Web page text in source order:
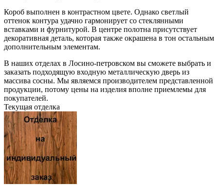
Короб выполнен в контрастном цвете. Однако светлый
оттенок контура удачно гармонирует со стеклянными
вставками и фурнитурой. В центре полотна присутствует
декоративная деталь, которая также окрашена в тон остальным
дополнительным элементам.
В наших отделах в Лосино-петровском вы сможете выбрать и
заказать подходящую входную металлическую дверь из
массива сосны. Мы являемся производителем представленной
продукции, потому цены на изделия вполне приемлемы для
покупателей.
Текущая отделка